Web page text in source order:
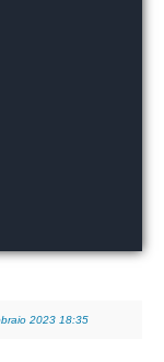
2023 18:35